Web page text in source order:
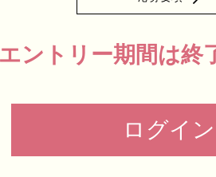
エントリー期間は終
ログイン